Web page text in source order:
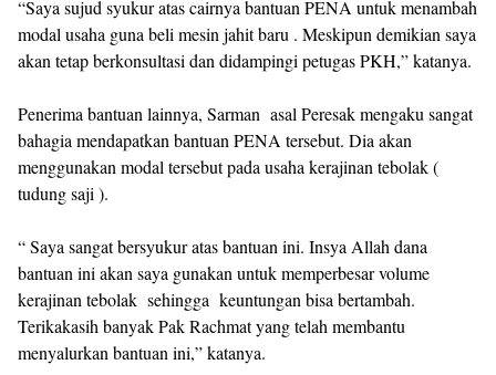
“Saya sujud syukur atas cairnya bantuan PENA untuk menambah
modal usaha guna beli mesin jahit baru . Meskipun demikian saya
akan tetap berkonsultasi dan didampingi petugas PKH,” katanya.
Penerima bantuan lainnya, Sarman asal Peresak mengaku sangat
bahagia mendapatkan bantuan PENA tersebut. Dia akan
menggunakan modal tersebut pada usaha kerajinan tebolak (
tudung saji ).
“ Saya sangat bersyukur atas bantuan ini. Insya Allah dana
bantuan ini akan saya gunakan untuk memperbesar volume
kerajinan tebolak sehingga keuntungan bisa bertambah.
Terikakasih banyak Pak Rachmat yang telah membantu
menyalurkan bantuan ini,” katanya.